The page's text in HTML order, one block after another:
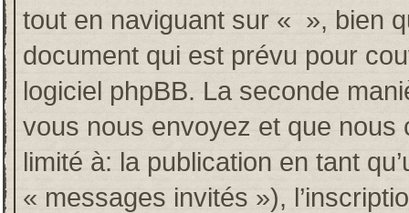
tout en naviguant sur « », bien
document qui est prévu pour
logiciel phpBB. La seconde
vous nous envoyez et que nous
limité à: la publication en tant
« messages invités »),